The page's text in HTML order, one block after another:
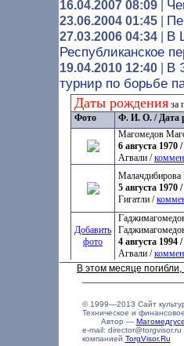
16.04.2007 08:09
23.06.2004 01:45
27.03.2006 04:34
В
Республиканское
19.04.2010 12:40
В
турнир по борьбе
Даты рождения за
Фото
Ф. И. О. / Дата
Магомедов
6 августа 1970
Агвали /
5 августа 1970
Гигатли /
Добавить
фото
4 августа 1994
Агвали /
В этом месяце
© 1999—2013 Сайт
Техническое и
Автор —
e-mail:
компанией TorgVisor.Ru